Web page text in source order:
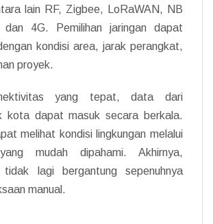
lain RF, Zigbee, LoRaWAN, NB
dan 4G. Pemilihan jaringan dapat
kondisi area, jarak perangkat,
proyek.
yang tepat, data dari
kota dapat masuk secara berkala.
melihat kondisi lingkungan melalui
mudah dipahami. Akhirnya,
tidak lagi bergantung sepenuhnya
manual.